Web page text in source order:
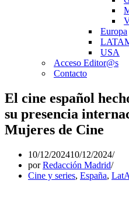
Europa
USA
Acceso Editor@s
Contacto
El cine español
su presencia
Mujeres de Cine
10/12/202410/12/2024
porRedacción Madrid
Cine y series, España,